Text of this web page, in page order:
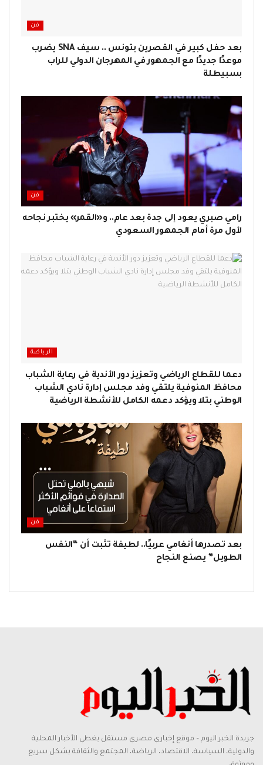
فن
بعد حفل كبير في القصرين بتونس .. سيف SNA يضرب
موعدًا جديدًا مع الجمهور في المهرجان الدولي للراب
بسبيطلة
فن
رامي صبري يعود إلى جدة بعد عام.. و«القمر» يختبر نجاحه
لأول مرة أمام الجمهور السعودي
الرياضة
دعما للقطاع الرياضي وتعزيز دور الأندية في رعاية الشباب
محافظ المنوفية يلتقي وفد مجلس إدارة نادي الشباب
الوطني بتلا ويؤكد دعمه الكامل للأنشطة الرياضية
فن
بعد تصدرها أنغامي عربيًا.. لطيفة تثبت أن “النفس
الطويل” يصنع النجاح
جريدة الخبر اليوم – موقع إخباري مصري مستقل يغطي الأخبار المحلية
والدولية، السياسة، الاقتصاد، الرياضة، المجتمع والثقافة بشكل سريع